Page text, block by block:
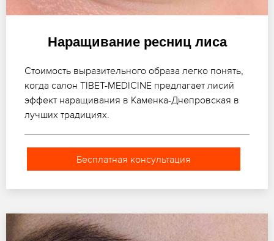
Наращивание ресниц лиса
Стоимость выразительного образа легко понять,
когда салон TIBET-MEDICINE предлагает лисий
эффект наращивания в Каменка-Днепровская в
лучших традициях.
Бесплатная консультация